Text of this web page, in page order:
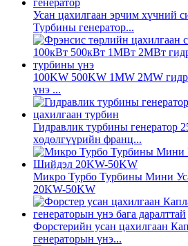
Усан цахилгаан эрчим хүчний
Турбины генератор...
100KW 500KW 1MW 2MW
үнэ ...
Гидравлик турбины генератор
хөдөлгүүрийн франц...
Микро Турбо Турбины Мини
20KW-50KW
Форстерийн усан цахилгаан
генераторын үнэ...